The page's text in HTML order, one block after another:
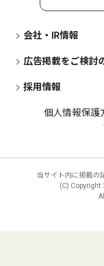
会社・IR情報
広告掲載をご検討
採用情報
個人情報保護
当サイト内に掲載の
(C) Copyright